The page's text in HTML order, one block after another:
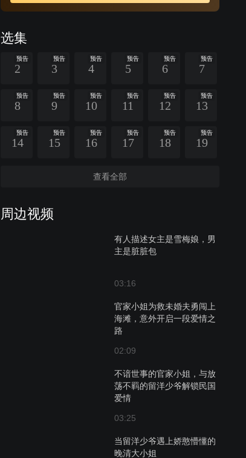
了家族改革的整个历程，两个人相爱了。但是，张碧兰有
姻，两个人不得不天各一方。张碧兰见到了未婚夫，正当
约，突然来到了她面前……
选集
预告
2
预告
3
预告
4
预告
5
预告
6
预告
7
预告
8
预告
9
预告
10
预告
11
预告
12
预告
13
预告
14
预告
15
预告
16
预告
17
预告
18
预告
19
查看全部
周边视频
有人描述女主是雪梅娘，男
主是脏脏包
03:16
官家小姐为救未婚夫勇闯上
海滩，意外开启一段爱情之
路
02:09
不谙世事的官家小姐，与放
荡不羁的留洋少爷解锁民国
爱情
03:25
当留洋少爷遇上娇憨懵懂的
晚清大小姐